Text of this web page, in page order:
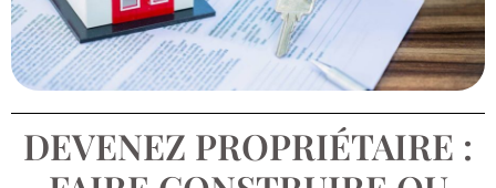
DEVENEZ PROPRIÉTAIRE :